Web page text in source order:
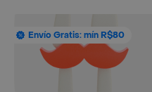
Envío Gratis: mín R$80